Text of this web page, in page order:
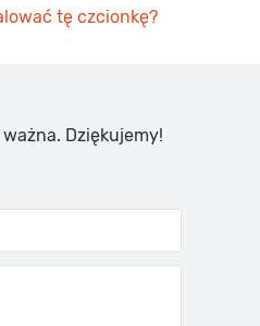
tę czcionkę?
Dziękujemy!